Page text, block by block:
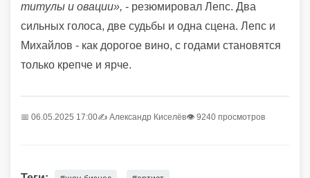
титулы и овации», - резюмировал Лепс. Два
сильных голоса, две судьбы и одна сцена. Лепс и
Михайлов - как дорогое вино, с годами становятся
только крепче и ярче.
📅 06.05.2025 17:00✍️ Александр Киселёв👁 9240 просмотров